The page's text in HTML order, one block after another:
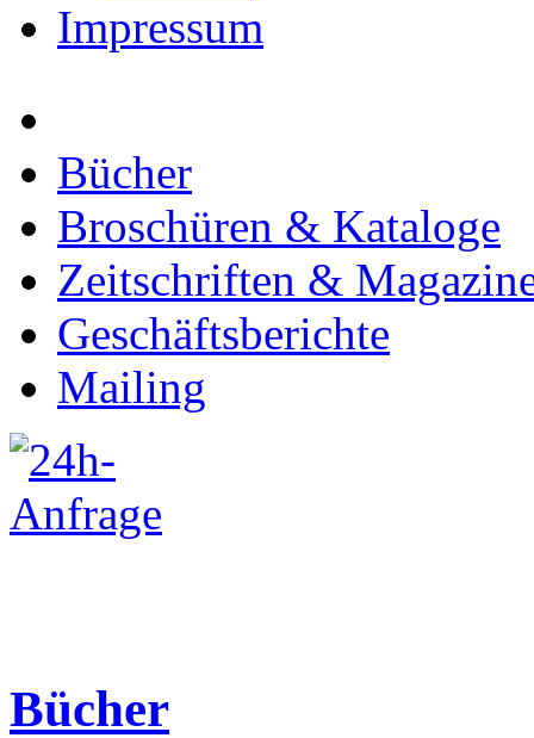
Impressum
Bücher
Broschüren & Kataloge
Zeitschriften &
Geschäftsberichte
Mailing
Bücher